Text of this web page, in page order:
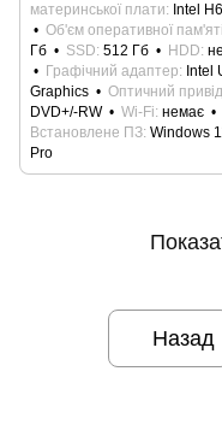
материнської плати
Intel
Об'єм оперативної пам'яті
Гб
SSD 512 Гб HDD
Графічний адаптер
Intel
Graphics
Оптичний привід
DVD+/-RW
Wi-Fi немає
Встановлене ПЗ Windows
Pro
Назад